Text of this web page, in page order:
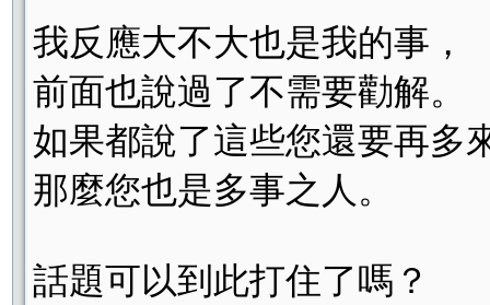
我反應大不大也是我的事，
前面也說過了不需要勸解。
如果都說了這些您還要再多
那麼您也是多事之人。
話題可以到此打住了嗎？